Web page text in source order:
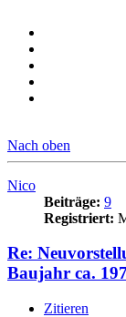
Nach oben
Nico
Beiträge: 9
Registriert:
Re:
Baujahr ca.
Zitieren